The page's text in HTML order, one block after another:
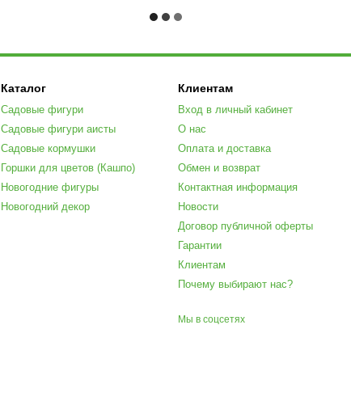
Каталог
Садовые фигури
Садовые фигури аисты
Садовые кормушки
Горшки для цветов (Кашпо)
Новогодние фигуры
Новогодний декор
Клиентам
Вход в личный кабинет
О нас
Оплата и доставка
Обмен и возврат
Контактная информация
Новости
Договор публичной оферты
Гарантии
Клиентам
Почему выбирают нас?
Мы в соцсетях